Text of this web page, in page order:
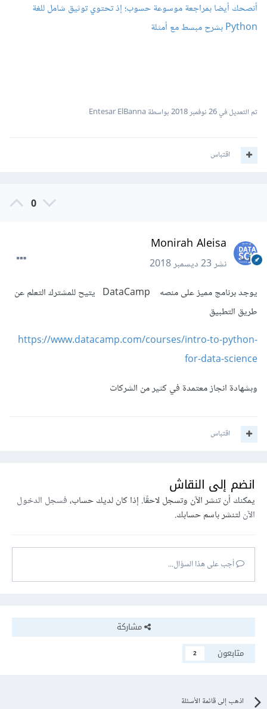
أنصحك أيضا بمراجعةموسوعة حسوب؛ إذ تحتوي توثيق شامل للغة
Python بشرح مبسط مع أمثلة
تم التعديل في26 نوفمبر 2018 بواسطة Entesar ElBanna
اقتباس
0
Monirah Aleisa
نشر23 ديسمبر 2018
يوجد برنامج مميز على منصه DataCamp يتيح للمشترك التعلم عن
طريق التطبيق
https://www.datacamp.com/courses/intro-to-python-
for-data-science
وبشهادة انجاز معتمدة في كثير من الشركات
اقتباس
انضم إلى النقاش
يمكنك أن تنشر الآن وتسجل لاحقًا. إذا كان لديك حساب،فسجل الدخول
الآنلتنشر باسم حسابك.
أجب على هذا السؤال...
مشاركة
متابعون
2
اذهب إلى قائمة الأسئلة